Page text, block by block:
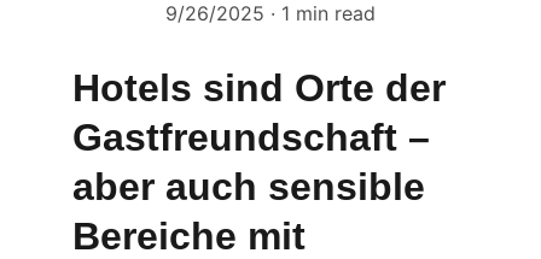
9/26/2025
1 min read
Hotels sind Orte der
Gastfreundschaft –
aber auch sensible
Bereiche mit